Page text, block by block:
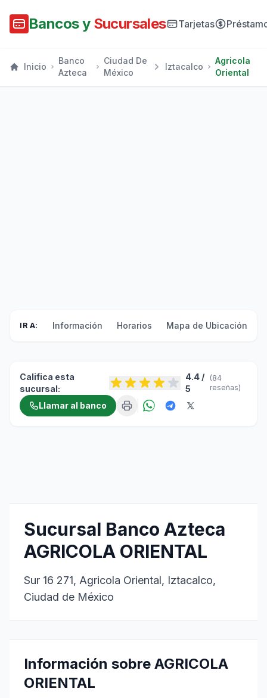
Bancos y Sucursales Tarjetas
Inicio
Banco
Azteca
Ciudad De
México
Iztacalco
Agricola
Oriental
IR A: Información Horarios Mapa de Ubicación
Califica esta
sucursal:
4.4 /
5
(84
reseñas)
Llamar al banco
Sucursal Banco Azteca
AGRICOLA ORIENTAL
Sur 16 271, Agricola Oriental, Iztacalco,
Ciudad de México
Información sobre AGRICOLA
ORIENTAL